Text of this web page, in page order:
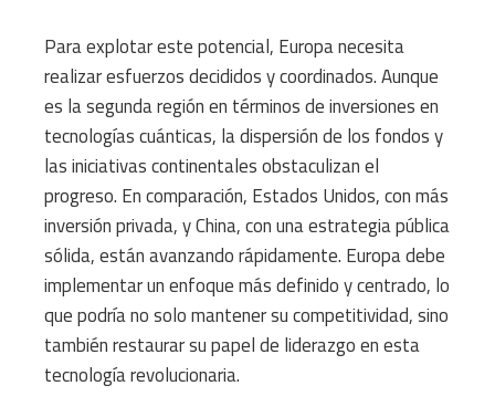
Para explotar este potencial, Europa necesita
realizar esfuerzos decididos y coordinados. Aunque
es la segunda región en términos de inversiones en
tecnologías cuánticas, la dispersión de los fondos y
las iniciativas continentales obstaculizan el
progreso. En comparación, Estados Unidos, con más
inversión privada, y China, con una estrategia pública
sólida, están avanzando rápidamente. Europa debe
implementar un enfoque más definido y centrado, lo
que podría no solo mantener su competitividad, sino
también restaurar su papel de liderazgo en esta
tecnología revolucionaria.